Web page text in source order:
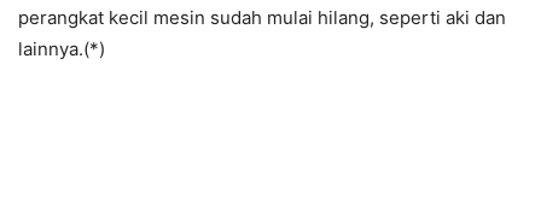
perangkat kecil mesin sudah mulai hilang, seperti aki dan
lainnya.(*)